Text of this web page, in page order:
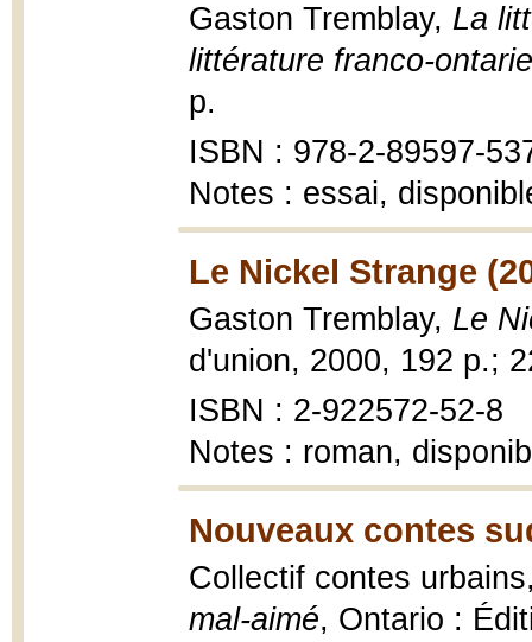
Gaston Tremblay, La
littérature franco-
p.
ISBN : 978-2-89597-
Notes : essai,
Le Nickel Strange
Gaston Tremblay, Le
d'union, 2000, 192 p.;
ISBN : 2-922572-52-8
Notes : roman,
Nouveaux contes
Collectif contes
mal-aimé, Ontario :